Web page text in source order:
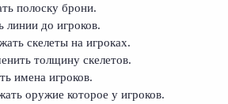
полоску брони.
линии до игроков.
скелеты на игроках.
толщину скелетов.
имена игроков.
оружие которое у игроков.